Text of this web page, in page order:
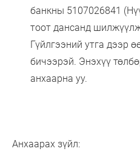
банкны 5107026841
тоот дансанд
Гүйлгээний утга дээр
бичээрэй. Энэхүү
анхаарна уу.
Анхаарах зүйл: